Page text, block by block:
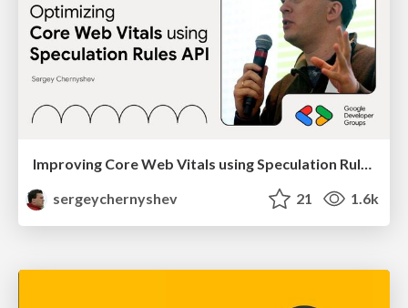
Improving Core Web Vitals using Speculation Rules API
sergeychernyshev
21 1.6k